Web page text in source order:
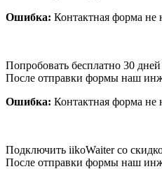
Ошибка: Контактная форма не
Попробовать бесплатно 30 дней
После отправки формы наш
Ошибка: Контактная форма не
Подключить iikoWaiter со
После отправки формы наш